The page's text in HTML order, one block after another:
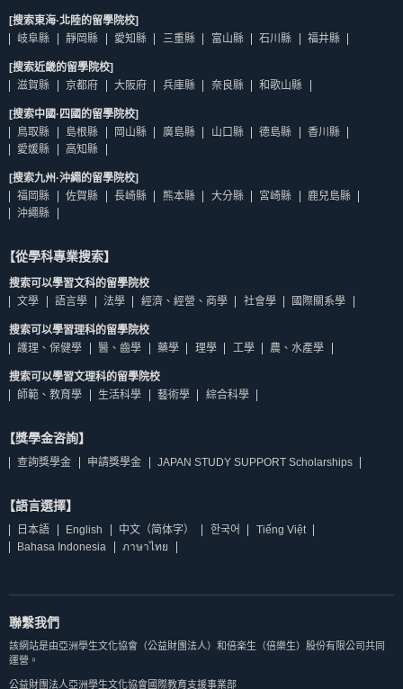
[搜索東海·北陸的留學院校]
岐阜縣
靜岡縣 愛知縣 三重縣 富山縣 石川縣 福井縣
[搜索近畿的留學院校]
滋賀縣
京都府 大阪府 兵庫縣 奈良縣 和歌山縣
[搜索中國·四國的留學院校]
鳥取縣
島根縣 岡山縣 廣島縣 山口縣 德島縣
香川縣
愛媛縣
高知縣
[搜索九州·沖繩的留學院校]
福岡縣
佐賀縣 長崎縣 熊本縣 大分縣 宮崎縣
鹿兒島縣
沖繩縣
【從學科專業搜索】
搜索可以學習文科的留學院校
文學
語言學 法學 經濟、經營、商學 社會學 國際關系學
搜索可以學習理科的留學院校
護理、保健學
醫、齒學 藥學 理學 工學 農、水產學
搜索可以學習文理科的留學院校
師範、教育學
生活科學 藝術學 綜合科學
【獎學金咨詢】
查詢獎學金 申請獎學金 JAPAN STUDY SUPPORT Scholarships
【語言選擇】
日本語 English 中文（简体字） 한국어
Tiếng Việt
Bahasa Indonesia
ภาษาไทย
聯繫我們
該網站是由亞洲學生文化協會（公益財團法人）和倍楽生（倍樂生）股份有限公司共同
運營。
公益財團法人亞洲學生文化協會國際教育支援事業部